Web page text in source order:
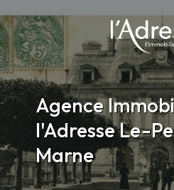
Agence
l'Adresse Le-
Marne